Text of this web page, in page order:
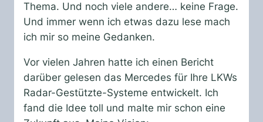
Thema. Und noch viele andere… keine Frage.
Und immer wenn ich etwas dazu lese mach
ich mir so meine Gedanken.
Vor vielen Jahren hatte ich einen Bericht
darüber gelesen das Mercedes für Ihre LKWs
Radar-Gestützte-Systeme entwickelt. Ich
fand die Idee toll und malte mir schon eine